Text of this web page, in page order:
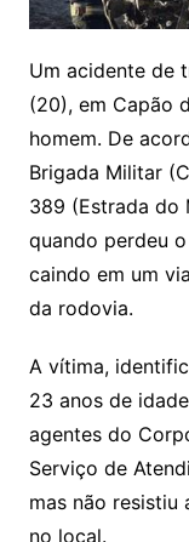
Um acidente de
(20), em Capão
homem. De
Brigada Militar
389 (Estrada do
quando perdeu
caindo em um
da rodovia.
A vítima,
23 anos de
agentes do
Serviço de
mas não resistiu
no local.